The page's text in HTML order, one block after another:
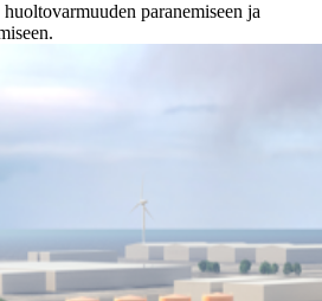
paranemiseen ja